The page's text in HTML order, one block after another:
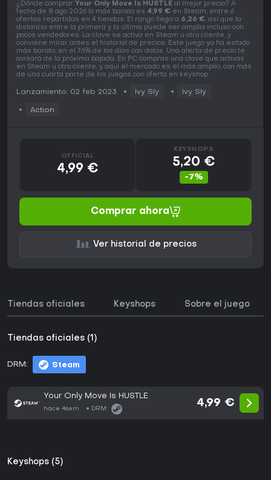
¿Dónde comprar Your Only Move Is HUSTLE al mejor precio? A
fecha de 8 ago 2026 lo más barato es 4,99 € en Steam, entre 6
ofertas repartidas en 4 tiendas. El rango llega a 6,26 €, así que la
distancia entre la primera y la última puede ser amplia incluso con
pocos vendedores. La clave se activa en Steam u otro cliente, y
conviene mirar antes el historial de precios. Este juego ya ha estado
más barato, en el 76% de los días con datos. Una alerta de precio te
avisará de la próxima bajada. En PC compras una clave que activas
en Steam u otro cliente, y aquí el mercado es el más amplio, con más
de una cuarta parte de los juegos con oferta en keyshop.
Lanzamiento: 02 feb 2023 Ivy Sly Ivy Sly
Action
OFFICIAL
4,99 €
KEYSHOPS
5,20 €
-7%
Comprar ahora
Ver historial de precios
Tiendas oficiales Keyshops Sobre el juego
Tiendas oficiales (1)
DRM: Steam
Your Only Move Is HUSTLE
hace 4sem DRM:
4,99 €
Keyshops (5)